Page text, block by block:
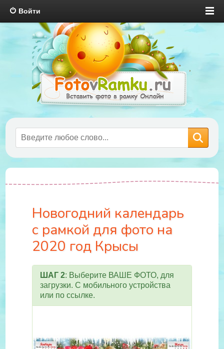
Войти
Новогодний календарь
с рамкой для фото на
2020 год Крысы
ШАГ 2: Выберите ВАШЕ ФОТО, для
загрузки. С мобильного устройства
или по ссылке.